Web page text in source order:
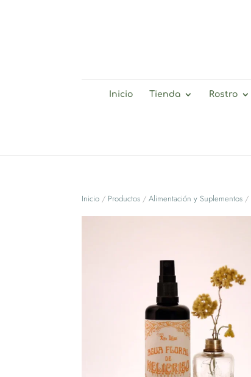
Inicio Tienda Rostro
Inicio / Productos /Alimentación y Suplementos /